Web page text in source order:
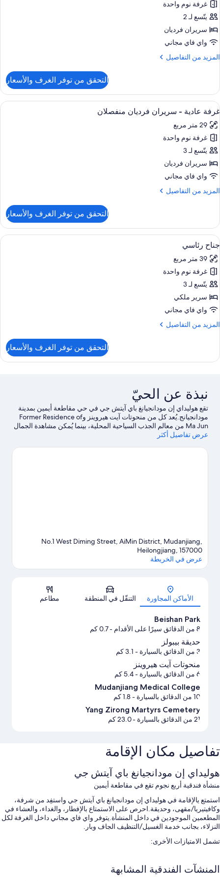
غرفة
عادية
-
سريران
فرديان
منفصلان
الزاوية
غرفة نوم واحدة
يتّسع لـ 2
سريران فرديان
واي فاي مجاني
المزيد من التفاصيل
المزيد
غرفة
عادية
-
سريران
فرديان
منفصلان
في
الزاوية
التحقق من توفر الغرف والأسعار
استعراض
جميع
صور
غرفة
عادية
-
سريران
فرديان
منفصلان
ميني بار وخزنة داخل الغرفة ومكتب
6
غرفة عادية - سريران فرديان منفصلان
29 متر مربع
غرفة نوم واحدة
يتّسع لـ 3
سريران فرديان
واي فاي مجاني
المزيد من التفاصيل
المزيد
غرفة
عادية
-
سريران
فرديان
منفصلان
التحقق من توفر الغرف والأسعار
استعراض
جميع
صور
جناح
رئاسي
ميني بار وخزنة داخل الغرفة ومكتب
8
جناح رئاسي
39 متر مربع
غرفة نوم واحدة
يتّسع لـ 3
سرير ملكي
واي فاي مجاني
المزيد من التفاصيل
المزيد
جناح
التحقق من توفر الغرف والأسعار
نبذة عن الحيّ
تقع هوليداي إن مودانجيانغ باي آيتش جي في حي مقاطعة أيمين بمدينة
مودانجيانج.يُعد كل من منحوتات آيت هيروينز وFormer Residence of
Ma Jun من معالم الجذب السياحية المحلية، بينما يُمكن مشاهدة الجمال
الطبيعي للمنطقة في حديقة بيبولز وBeishan Park.
عرض تفاصيل أكثر
No.1 West Diming Street, AiMin District, Mudanjiang,
Heilongjiang, 157000
عرض في الخريطة
الأماكن المجاورة التنقّل في المنطقة مطاعم
Beishan Park
8 من الدقائق سيرًا على الأقدام - 0.7 كم
حديقة بيبولز
3 من الدقائق بالسيارة - 3.1 كم
منحوتات آيت هيروينز
6 من الدقائق بالسيارة - 5.4 كم
Mudanjiang Medical College
10 من الدقائق بالسيارة - 1.8 كم
Yang Zirong Martyrs Cemetery
21 من الدقائق بالسيارة - 23.0 كم
تفاصيل مكان الإقامة
هوليداي إن مودانجيانغ باي آيتش جي
منشأة فندقية أربع نجوم تقع في مقاطعة أيمين
استمتع يالإقامة في هوليداي إن مودانجيانغ باي آيتش جي واستفِد من شرفة،
وكافيتيريا/مقهى، وحديقة.احرص على الاستمتاع بالإفطار، والغداء، والعشاء في
المطعمين الموجودين في داخل المنشأة.يتوفر واي فاي مجاني داخل الغرفة لكل
النزلاء، بجانب خدمة الغسيل/التنظيف الجاف وبار.
تشمل الامتيازات الأخرى:
بوفيه فطور (برسوم إضافية)، وقاعة ولائم، وقاعات اجتماعات
المنشآت الفندقية المشابهة